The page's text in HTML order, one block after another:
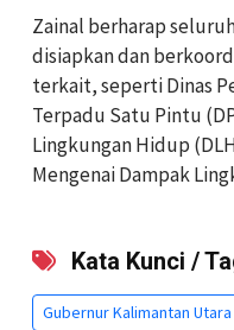
Zainal berharap
disiapkan dan
terkait, seperti Dinas
Terpadu Satu Pintu
Lingkungan Hidup
Mengenai Dampak
Kata Kunci /
Gubernur Kalimantan Utara